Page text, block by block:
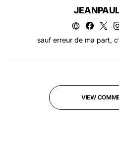
sauf erreur de ma part,
VIEW